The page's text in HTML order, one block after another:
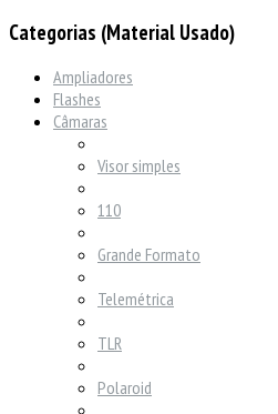
Categorias (Material Usado)
Ampliadores
Flashes
Câmaras
Visor simples
110
Grande Formato
Telemétrica
TLR
Polaroid